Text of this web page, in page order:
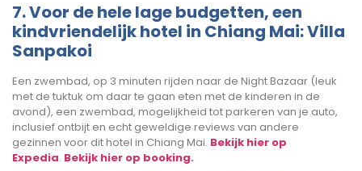
7. Voor de hele lage budgetten, een
kindvriendelijk hotel in Chiang Mai: Villa
Sanpakoi
Een zwembad, op 3 minuten rijden naar de Night Bazaar (leuk
met de tuktuk om daar te gaan eten met de kinderen in de
avond), een zwembad, mogelijkheid tot parkeren van je auto,
inclusief ontbijt en echt geweldige reviews van andere
gezinnen voor dit hotel in Chiang Mai. Bekijk hier op
Expedia. Bekijk hier op booking.